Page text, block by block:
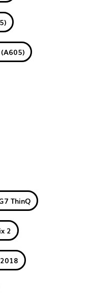
ThinQ
2